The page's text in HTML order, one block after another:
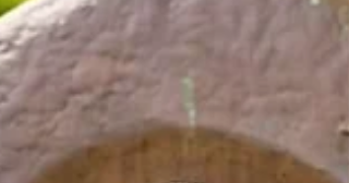
３０〜１４：３０ 総会（受付開始１２：２
０〜） １４：４０〜１６：００ 講演会（受付開
始１３：４５〜） 会 場：兵庫縣姫路護國神社
白鷺宮 参集殿 〒670-0012 兵庫県姫路市本町１
１８ 参加費：無料 趣旨に賛同の方で
ればどなたでも参加いただけます 7/14
切 尚、当日受付も承ります 懇親会：¥5,500
６：３０〜 要申込 場所：手延べの掟（呉服町）